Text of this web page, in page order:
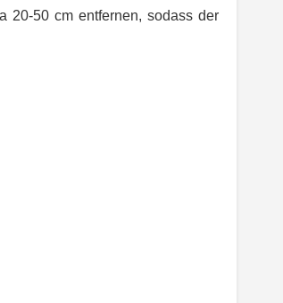
20-50 cm entfernen, sodass der